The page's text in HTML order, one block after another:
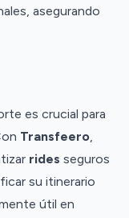
asegurando
es crucial para
Transfeero,
rides seguros
su itinerario
útil en